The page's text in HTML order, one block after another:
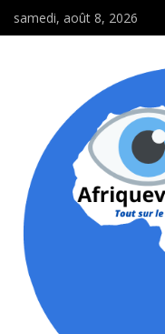
samedi, août 8, 2026